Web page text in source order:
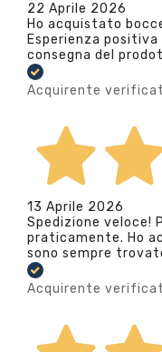
22 Aprile 2026
Ho acquistato
Esperienza
consegna del
Acquirente
13 Aprile 2026
Spedizione veloce!
praticamente. Ho
sono sempre
Acquirente